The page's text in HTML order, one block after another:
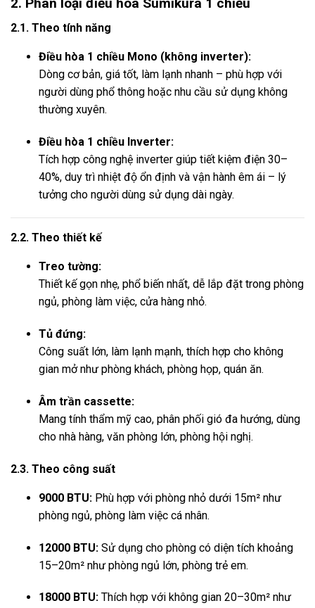
2. Phân loại điều hòa Sumikura 1 chiều
2.1. Theo tính năng
Điều hòa 1 chiều Mono (không inverter):
Dòng cơ bản, giá tốt, làm lạnh nhanh – phù hợp với
người dùng phổ thông hoặc nhu cầu sử dụng không
thường xuyên.
Điều hòa 1 chiều Inverter:
Tích hợp công nghệ inverter giúp tiết kiệm điện 30–
40%, duy trì nhiệt độ ổn định và vận hành êm ái – lý
tưởng cho người dùng sử dụng dài ngày.
2.2. Theo thiết kế
Treo tường:
Thiết kế gọn nhẹ, phổ biến nhất, dễ lắp đặt trong phòng
ngủ, phòng làm việc, cửa hàng nhỏ.
Tủ đứng:
Công suất lớn, làm lạnh mạnh, thích hợp cho không
gian mở như phòng khách, phòng họp, quán ăn.
Âm trần cassette:
Mang tính thẩm mỹ cao, phân phối gió đa hướng, dùng
cho nhà hàng, văn phòng lớn, phòng hội nghị.
2.3. Theo công suất
9000 BTU: Phù hợp với phòng nhỏ dưới 15m² như
phòng ngủ, phòng làm việc cá nhân.
12000 BTU: Sử dụng cho phòng có diện tích khoảng
15–20m² như phòng ngủ lớn, phòng trẻ em.
18000 BTU: Thích hợp với không gian 20–30m² như